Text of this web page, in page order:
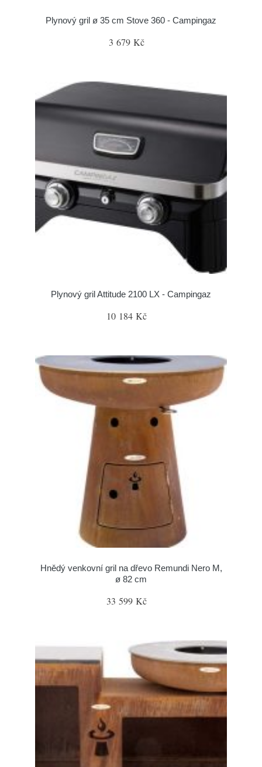
Plynový gril ø 35 cm Stove 360 - Campingaz
3 679 Kč
Plynový gril Attitude 2100 LX - Campingaz
10 184 Kč
Hnědý venkovní gril na dřevo Remundi Nero M,
ø 82 cm
33 599 Kč